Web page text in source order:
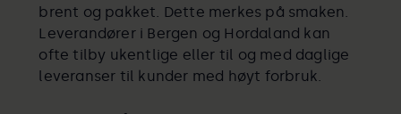
brent og pakket. Dette merkes på smaken.
Leverandører i Bergen og Hordaland kan
ofte tilby ukentlige eller til og med daglige
leveranser til kunder med høyt forbruk.